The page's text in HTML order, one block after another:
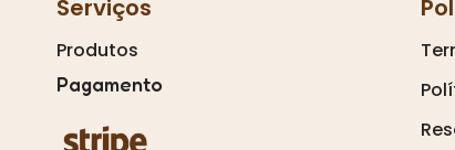
Serviços
Produtos
Pagamento